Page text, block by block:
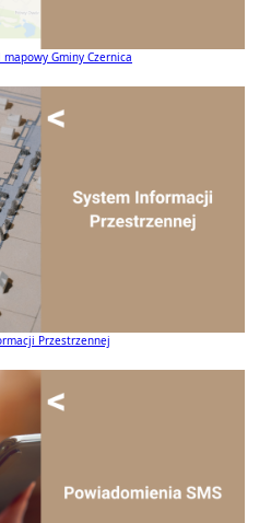
Gminy Czernica
Przestrzennej